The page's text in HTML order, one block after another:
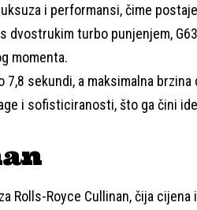
i performansi, čime
turbo punjenjem, G63
momenta.
sekundi, a maksimalna brzina
i sofisticiranosti, što ga čini
Rolls-Royce Cullinan, čija cijena